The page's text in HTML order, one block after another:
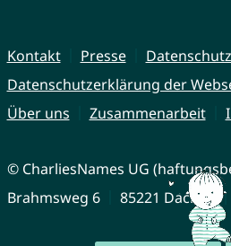
Kontakt Presse
Datenschutzerklärung der
Über uns
Zusammenarbeit
© CharliesNames UG
Brahmsweg 6
85221 Dachau